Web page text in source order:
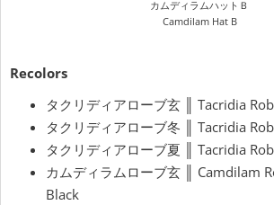
カムディラムハットＢ
Camdilam Hat B
Recolors
タクリディアローブ玄 ║ Tacridia
タクリディアローブ冬 ║ Tacridia
タクリディアローブ夏 ║ Tacridia
カムディラムローブ玄 ║ Camdilam
Black